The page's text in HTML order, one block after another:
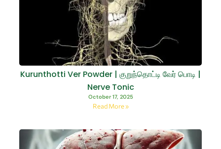
Kurunthotti Ver Powder | குறுந்தொட்டி வேர் பொடி |
Nerve Tonic
October 17, 2025
Read More »